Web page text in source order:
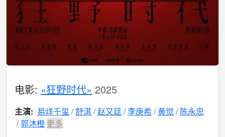
电影: «狂野时代» 2025
主演: 易烊千玺 舒淇 赵又廷 李庚希 黄觉
陈永忠
郭沐橙 更多